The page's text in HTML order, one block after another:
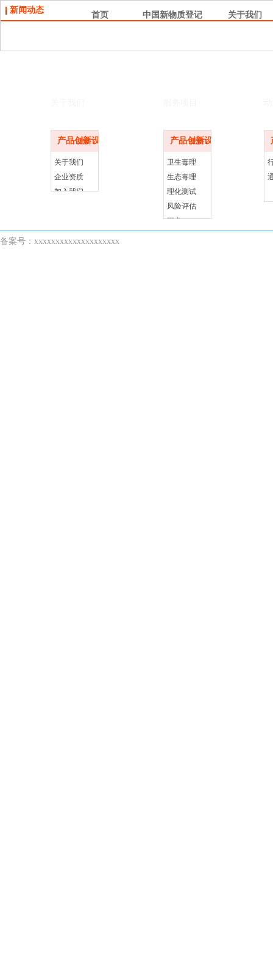
首页 中国新物质登记 关于我们
新闻动态
产品创新设计
更多
关于我们
企业资质
加入我们
产品创新设计
更多
卫生毒理
生态毒理
理化测试
风险评估
更多>>
备案号：xxxxxxxxxxxxxxxxxxxx